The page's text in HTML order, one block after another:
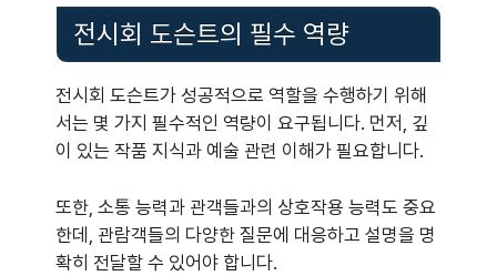
전시회 도슨트의 필수 역량
전시회 도슨트가 성공적으로 역할을 수행하기 위해
서는 몇 가지 필수적인 역량이 요구됩니다. 먼저, 깊
이 있는 작품 지식과 예술 관련 이해가 필요합니다.
또한, 소통 능력과 관객들과의 상호작용 능력도 중요
한데, 관람객들의 다양한 질문에 대응하고 설명을 명
확히 전달할 수 있어야 합니다.